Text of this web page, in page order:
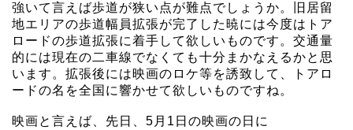
強いて言えば歩道が狭い点が難点でしょうか。旧居留
地エリアの歩道幅員拡張が完了した暁には今度はトア
ロードの歩道拡張に着手して欲しいものです。交通量
的には現在の二車線でなくても十分まかなえるかと思
います。拡張後には映画のロケ等を誘致して、トアロ
ードの名を全国に響かせて欲しいものですね。
映画と言えば、先日、5月1日の映画の日に